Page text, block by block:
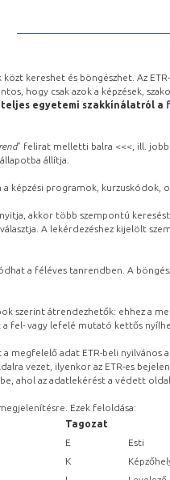
kereshet és böngészhet. Az
hogy csak azok a képzések,
teljes egyetemi szakkínálatról a
” felirat melletti balra <<<, ill.
állítja.
képzési programok, kurzuskódok,
akkor több szempontú
A lekérdezéshez kijelölt
a féléves tanrendben. A
szerint átrendezhetők: ehhez a
fel- vagy lefelé mutató kettős
adat ETR-beli nyilvános
vezet, ilyenkor az ETR-es
ahol az adatlekérést a védett
Ezek feloldása:
Tagozat
E
Esti
K